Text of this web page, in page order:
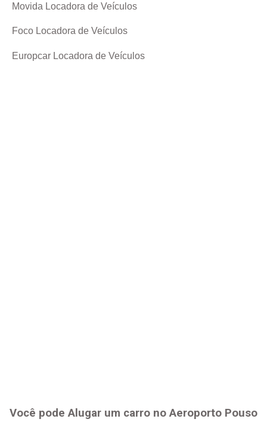
Movida Locadora de Veículos
Foco Locadora de Veículos
Europcar Locadora de Veículos
Você pode Alugar um carro no Aeroporto Pouso